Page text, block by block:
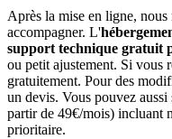
Après la mise en ligne,
accompagner. L'
support technique gratuit
ou petit ajustement. Si vous
gratuitement. Pour des
un devis. Vous pouvez
partir de 49€/mois) incluant
prioritaire.